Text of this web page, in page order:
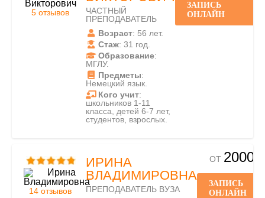
5 отзывов
ЧАСТНЫЙ
ПРЕПОДАВАТЕЛЬ
Возраст: 56 лет.
Стаж: 31 год.
Образование:
МГЛУ.
Предметы:
Немецкий язык.
Кого учит:
школьников 1-11
класса, детей 6-7 лет,
студентов, взрослых.
ЗАПИСЬ
ОНЛАЙН
14 отзывов
ИРИНА
ВЛАДИМИРОВНА
ПРЕПОДАВАТЕЛЬ ВУЗА
ОТ 2000
ЗАПИСЬ
ОНЛАЙН